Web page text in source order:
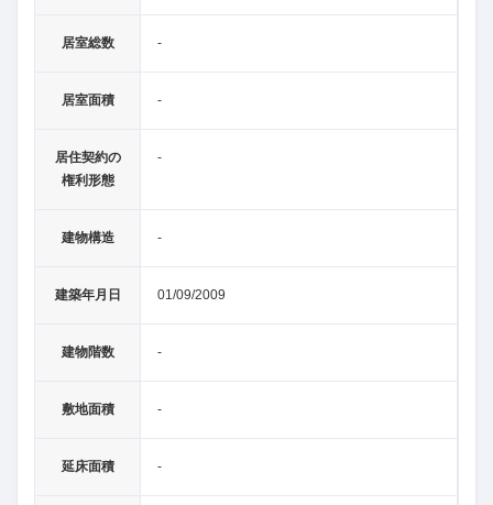
居室総数 -
居室面積 -
居住契約の
権利形態
-
建物構造 -
建築年月日 01/09/2009
建物階数 -
敷地面積 -
延床面積 -